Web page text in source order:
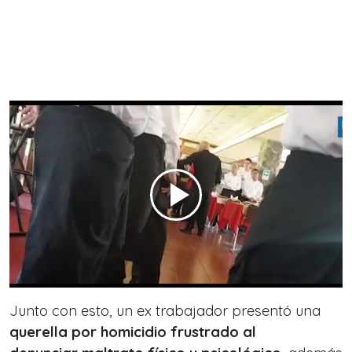
Junto con esto, un ex trabajador presentó una
querella por homicidio frustrado al